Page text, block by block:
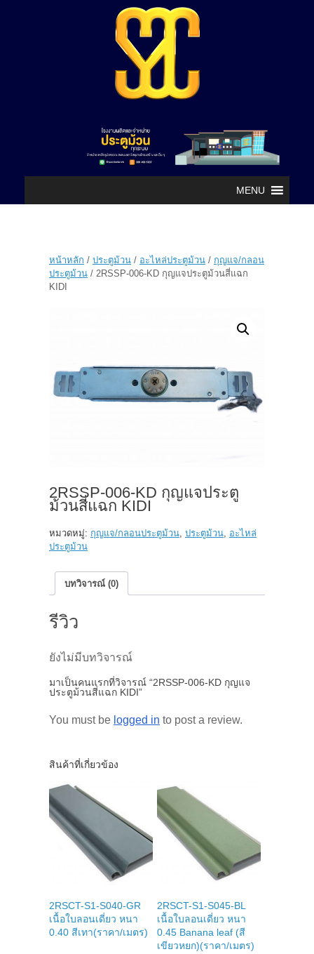
MENU
หน้าหลัก / ประตูม้วน / อะไหล่ประตูม้วน / กุญแจ/กลอน
ประตูม้วน / 2RSSP-006-KD กุญแจประตูม้วนสี่แฉก
KIDI
2RSSP-006-KD กุญแจประตู
ม้วนสี่แฉก KIDI
หมวดหมู่: กุญแจ/กลอนประตูม้วน, ประตูม้วน, อะไหล่
ประตูม้วน
บทวิจารณ์ (0)
รีวิว
ยังไม่มีบทวิจารณ์
มาเป็นคนแรกที่วิจารณ์ “2RSSP-006-KD กุญแจ
ประตูม้วนสี่แฉก KIDI”
You must be logged in to post a review.
สินค้าที่เกี่ยวข้อง
2RSCT-S1-S040-GR
เนื้อใบลอนเดี่ยว หนา
0.40 สีเทา(ราคา/เมตร)
2RSCT-S1-S045-BL
เนื้อใบลอนเดี่ยว หนา
0.45 Banana leaf (สี
เขียวหยก)(ราคา/เมตร)